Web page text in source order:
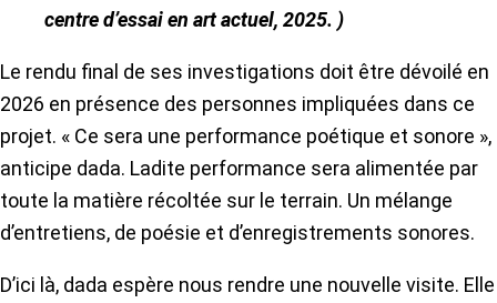
centre d’essai en art actuel, 2025. )
Le rendu final de ses investigations doit être dévoilé en
2026 en présence des personnes impliquées dans ce
projet. « Ce sera une performance poétique et sonore »,
anticipe dada. Ladite performance sera alimentée par
toute la matière récoltée sur le terrain. Un mélange
d’entretiens, de poésie et d’enregistrements sonores.
D’ici là, dada espère nous rendre une nouvelle visite. Elle